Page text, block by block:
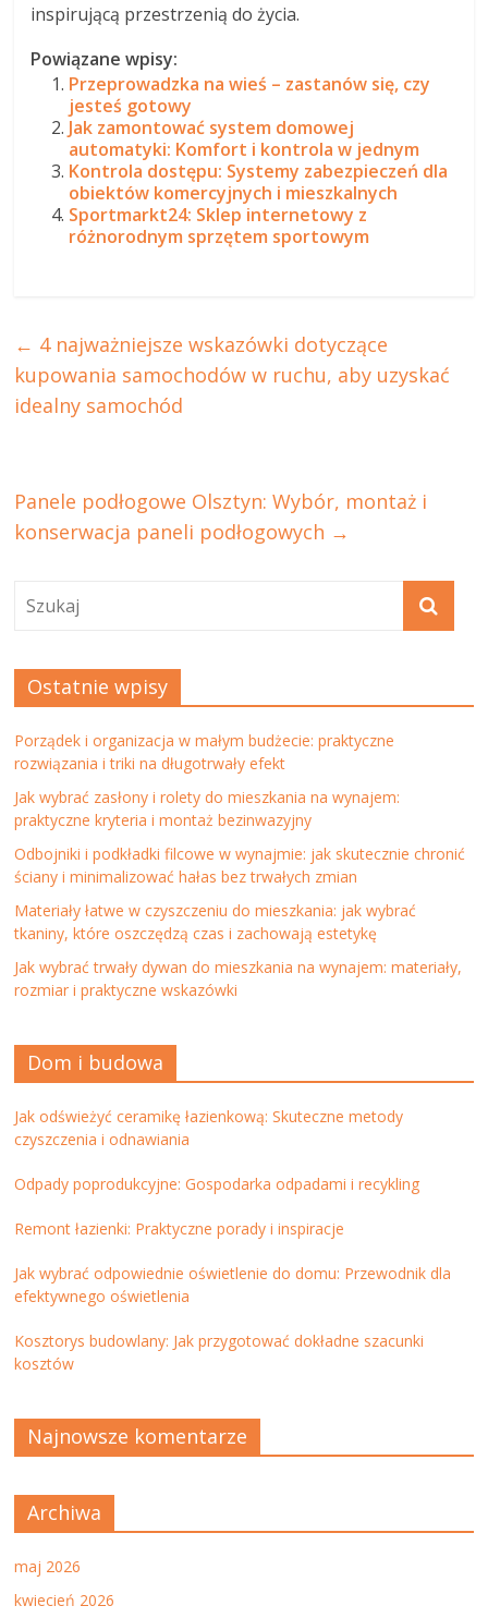
inspirującą przestrzenią do życia.
Powiązane wpisy:
Przeprowadzka na wieś – zastanów się, czy
jesteś gotowy
Jak zamontować system domowej
automatyki: Komfort i kontrola w jednym
Kontrola dostępu: Systemy zabezpieczeń dla
obiektów komercyjnych i mieszkalnych
Sportmarkt24: Sklep internetowy z
różnorodnym sprzętem sportowym
← 4 najważniejsze wskazówki dotyczące
kupowania samochodów w ruchu, aby uzyskać
idealny samochód
Panele podłogowe Olsztyn: Wybór, montaż i
konserwacja paneli podłogowych →
Ostatnie wpisy
Porządek i organizacja w małym budżecie: praktyczne
rozwiązania i triki na długotrwały efekt
Jak wybrać zasłony i rolety do mieszkania na wynajem:
praktyczne kryteria i montaż bezinwazyjny
Odbojniki i podkładki filcowe w wynajmie: jak skutecznie chronić
ściany i minimalizować hałas bez trwałych zmian
Materiały łatwe w czyszczeniu do mieszkania: jak wybrać
tkaniny, które oszczędzą czas i zachowają estetykę
Jak wybrać trwały dywan do mieszkania na wynajem: materiały,
rozmiar i praktyczne wskazówki
Dom i budowa
Jak odświeżyć ceramikę łazienkową: Skuteczne metody
czyszczenia i odnawiania
Odpady poprodukcyjne: Gospodarka odpadami i recykling
Remont łazienki: Praktyczne porady i inspiracje
Jak wybrać odpowiednie oświetlenie do domu: Przewodnik dla
efektywnego oświetlenia
Kosztorys budowlany: Jak przygotować dokładne szacunki
kosztów
Najnowsze komentarze
Archiwa
maj 2026
kwiecień 2026